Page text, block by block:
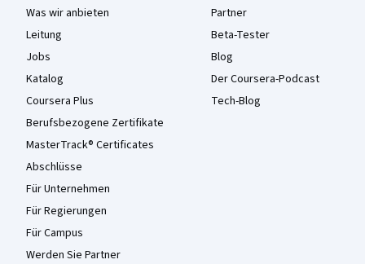
Was wir anbieten
Leitung
Jobs
Katalog
Coursera Plus
Berufsbezogene Zertifikate
MasterTrack® Certificates
Abschlüsse
Für Unternehmen
Für Regierungen
Für Campus
Werden Sie Partner
Partner
Beta-Tester
Blog
Der Coursera-Podcast
Tech-Blog